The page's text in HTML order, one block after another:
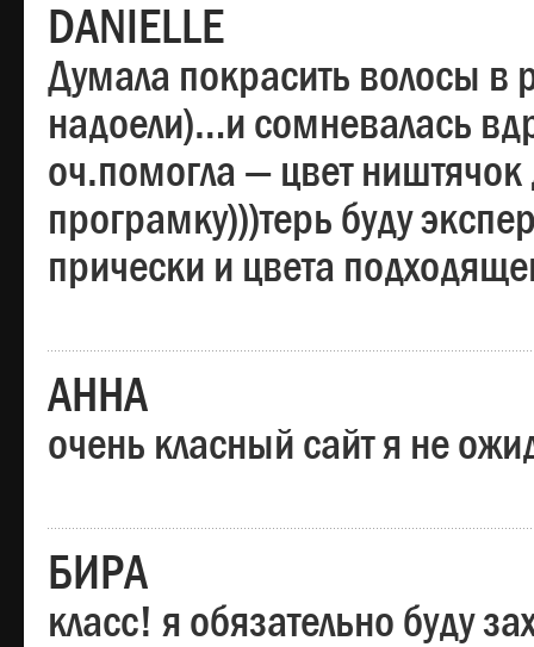
DANIELLE
Думала покрасить волосы
надоели)…и сомневалась
оч.помогла — цвет
програмку)))терь буду
прически и цвета
АННА
очень класный сайт я не
БИРА
класс! я обязательно буду